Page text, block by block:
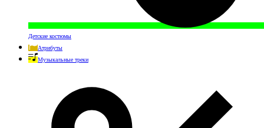
Детские костюмы
Атрибуты
Музыкальные треки